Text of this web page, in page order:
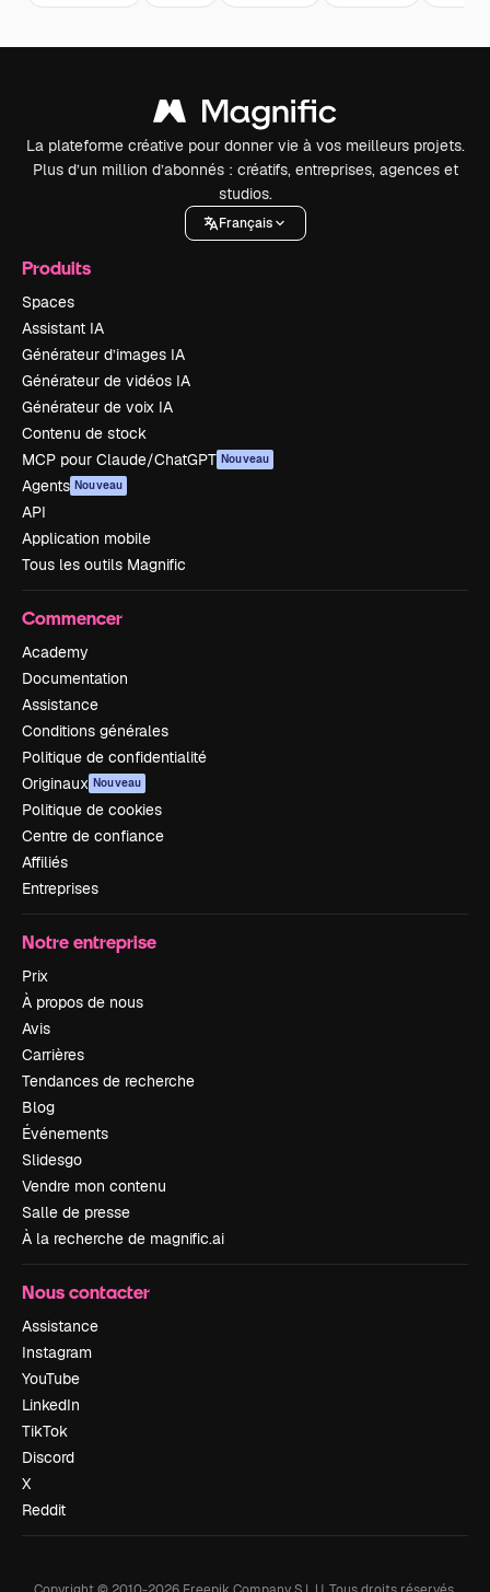
La plateforme créative pour donner vie à vos meilleurs projets.
Plus d’un million d’abonnés : créatifs, entreprises, agences et
studios.
Français
Produits
Spaces
Assistant IA
Générateur d’images IA
Générateur de vidéos IA
Générateur de voix IA
Contenu de stock
MCP pour Claude/ChatGPT Nouveau
Agents Nouveau
API
Application mobile
Tous les outils Magnific
Commencer
Academy
Documentation
Assistance
Conditions générales
Politique de confidentialité
Originaux Nouveau
Politique de cookies
Centre de confiance
Affiliés
Entreprises
Notre entreprise
Prix
À propos de nous
Avis
Carrières
Tendances de recherche
Blog
Événements
Slidesgo
Vendre mon contenu
Salle de presse
À la recherche de magnific.ai
Nous contacter
Assistance
Instagram
YouTube
LinkedIn
TikTok
Discord
X
Reddit